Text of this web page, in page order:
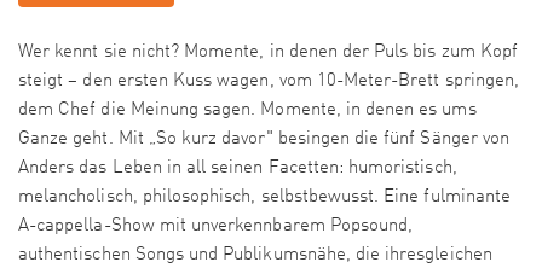
Wer kennt sie nicht? Momente, in denen der Puls bis zum Kopf
steigt – den ersten Kuss wagen, vom 10-Meter-Brett springen,
dem Chef die Meinung sagen. Momente, in denen es ums
Ganze geht. Mit „So kurz davor" besingen die fünf Sänger von
Anders das Leben in all seinen Facetten: humoristisch,
melancholisch, philosophisch, selbstbewusst. Eine fulminante
A-cappella-Show mit unverkennbarem Popsound,
authentischen Songs und Publikumsnähe, die ihresgleichen